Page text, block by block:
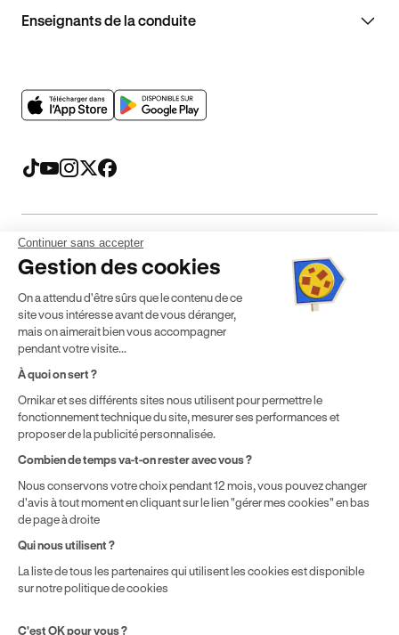
Enseignants de la conduite
Mentions légales CGV CGU Politique de confidentialité
* Détail des conditions de nos offres
localisation géographique et du type de formules que vous
achetez comme détaillé dans nosConditions Générales de
Vente.
Continuer sans accepter
Gestion des cookies
On a attendu d'être sûrs que le contenu de ce
site vous intéresse avant de vous déranger,
mais on aimerait bien vous accompagner
pendant votre visite...
À quoi on sert ?
Ornikar et ses différents sites nous utilisent pour permettre le
fonctionnement technique du site, mesurer ses performances et
proposer de la publicité personnalisée.
Combien de temps va-t-on rester avec vous ?
Nous conservons votre choix pendant 12 mois, vous pouvez changer
d'avis à tout moment en cliquant sur le lien "gérer mes cookies" en bas
de page à droite
Qui nous utilisent ?
La liste de tous les partenaires qui utilisent les cookies est disponible
sur notre politique de cookies
C'est OK pour vous ?